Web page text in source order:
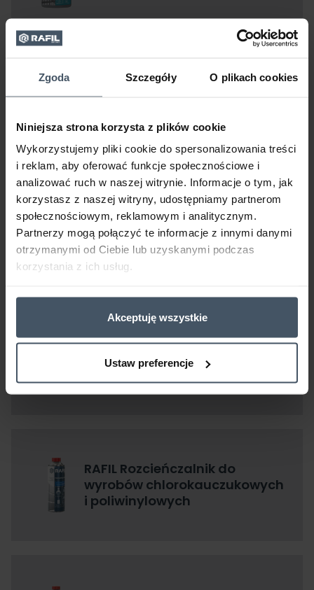
Zgoda Szczegóły O plikach cookies
Niniejsza strona korzysta z plików cookie
Wykorzystujemy pliki cookie do spersonalizowania treści
i reklam, aby oferować funkcje społecznościowe i
analizować ruch w naszej witrynie. Informacje o tym, jak
korzystasz z naszej witryny, udostępniamy partnerom
społecznościowym, reklamowym i analitycznym.
Partnerzy mogą połączyć te informacje z innymi danymi
otrzymanymi od Ciebie lub uzyskanymi podczas
korzystania z ich usług.
Akceptuję wszystkie
Ustaw preferencje
RAFIL Radach farba na dach
RAFIL Radach rozcieńczalnik
RAFIL Rozcieńczalnik do
wyrobów chlorokauczukowych
i poliwinylowych